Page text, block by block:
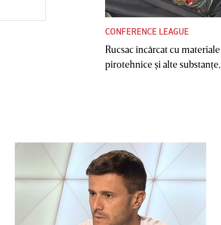
CONFERENCE LEAGUE
Rucsac încărcat cu materiale
pirotehnice şi alte substanţe,